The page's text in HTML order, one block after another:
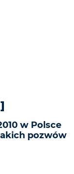
w Polsce
pozwów